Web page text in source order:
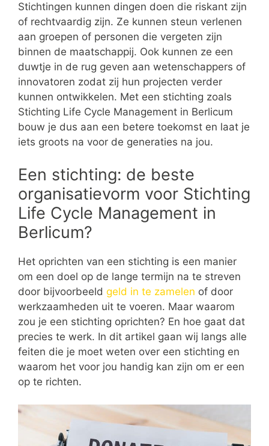
Stichtingen kunnen dingen doen die riskant zijn
of rechtvaardig zijn. Ze kunnen steun verlenen
aan groepen of personen die vergeten zijn
binnen de maatschappij. Ook kunnen ze een
duwtje in de rug geven aan wetenschappers of
innovatoren zodat zij hun projecten verder
kunnen ontwikkelen. Met een stichting zoals
Stichting Life Cycle Management in Berlicum
bouw je dus aan een betere toekomst en laat je
iets groots na voor de generaties na jou.
Een stichting: de beste
organisatievorm voor Stichting
Life Cycle Management in
Berlicum?
Het oprichten van een stichting is een manier
om een doel op de lange termijn na te streven
door bijvoorbeeld geld in te zamelen of door
werkzaamheden uit te voeren. Maar waarom
zou je een stichting oprichten? En hoe gaat dat
precies te werk. In dit artikel gaan wij langs alle
feiten die je moet weten over een stichting en
waarom het voor jou handig kan zijn om er een
op te richten.